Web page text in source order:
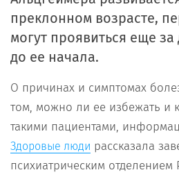
преклонном возрасте,
могут проявиться еще за
до ее начала.
О причинах и симптомах
том, можно ли ее избежать и
такими пациентами,
Здоровые люди рассказала
психиатрическим отделением